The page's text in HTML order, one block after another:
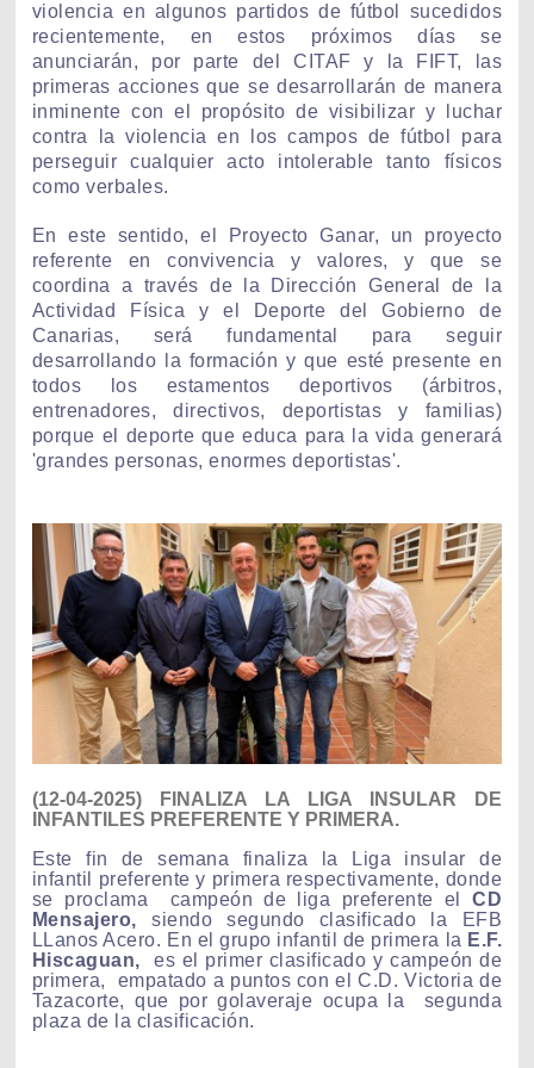
violencia en algunos partidos de fútbol sucedidos
recientemente, en estos próximos días se
anunciarán, por parte del CITAF y la FIFT, las
primeras acciones que se desarrollarán de manera
inminente con el propósito de visibilizar y luchar
contra la violencia en los campos de fútbol para
perseguir cualquier acto intolerable tanto físicos
como verbales.
En este sentido, el Proyecto Ganar, un proyecto
referente en convivencia y valores, y que se
coordina a través de la Dirección General de la
Actividad Física y el Deporte del Gobierno de
Canarias, será fundamental para seguir
desarrollando la formación y que esté presente en
todos los estamentos deportivos (árbitros,
entrenadores, directivos, deportistas y familias)
porque el deporte que educa para la vida generará
'grandes personas, enormes deportistas'.
(12-04-2025) FINALIZA LA LIGA INSULAR DE
INFANTILES PREFERENTE Y PRIMERA.
Este fin de semana finaliza la Liga insular de
infantil preferente y primera respectivamente, donde
se proclama campeón de liga preferente elCD
Mensajero, siendo segundo clasificado la EFB
LLanos Acero. En el grupo infantil de primera la E.F.
Hiscaguan,es el primer clasificado y campeón de
primera, empatado a puntos con el C.D. Victoria de
Tazacorte, que por golaveraje ocupa la segunda
plaza de la clasificación.